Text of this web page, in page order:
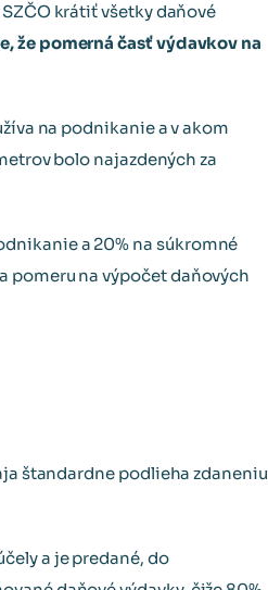
krátiť všetky daňové
že pomerná časť výdavkov na
na podnikanie a v akom
bolo najazdených za
a 20% na súkromné
pomeru na výpočet daňových
štandardne podlieha zdaneniu
a je predané, do